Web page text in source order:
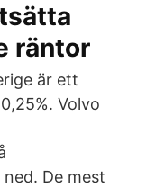
räntor
är ett
Volvo
De mest